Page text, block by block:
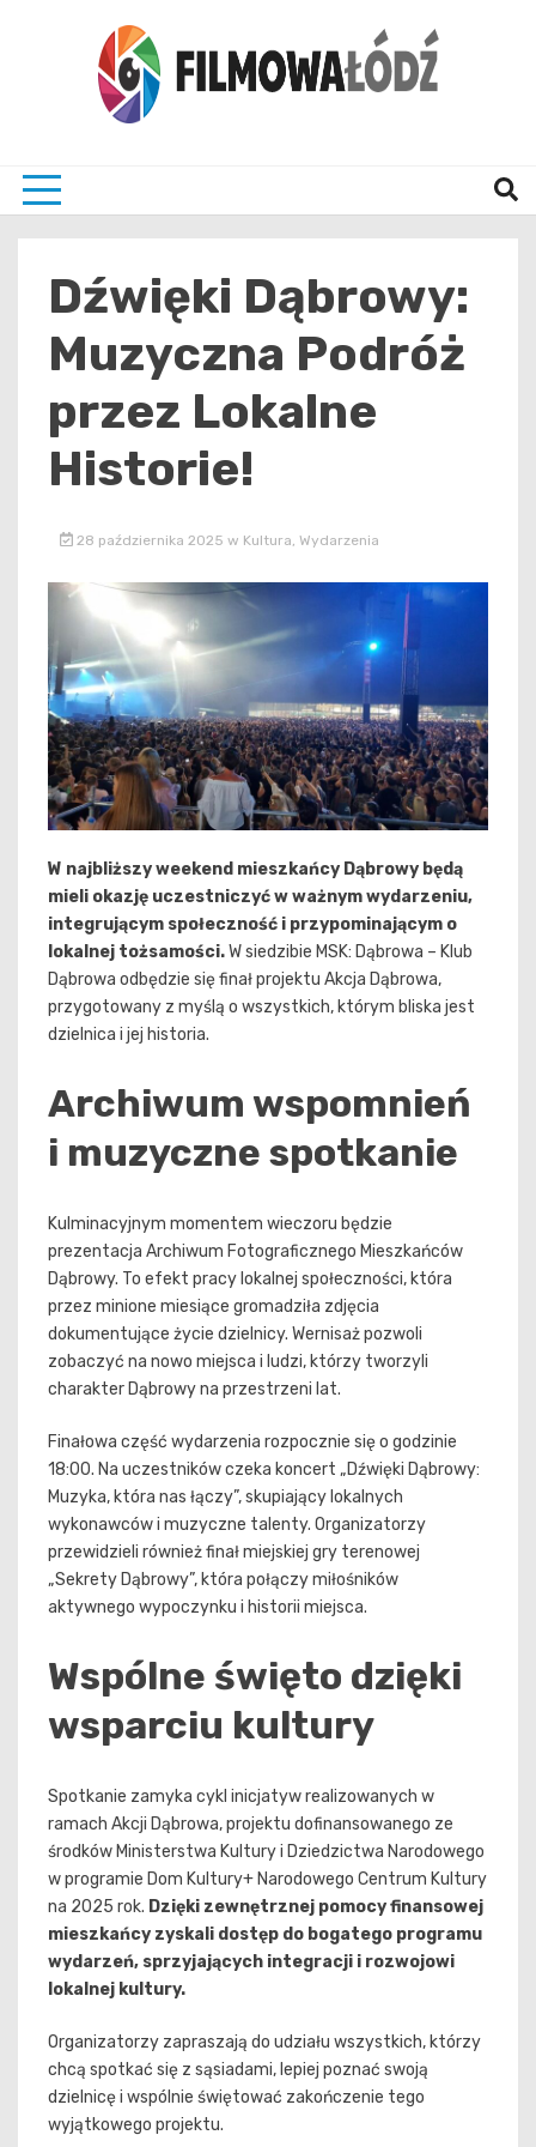
Dźwięki Dąbrowy:
Muzyczna Podróż
przez Lokalne
Historie!
28 października 2025 w Kultura Wydarzenia
W najbliższy weekend mieszkańcy Dąbrowy będą
mieli okazję uczestniczyć w ważnym wydarzeniu,
integrującym społeczność i przypominającym o
lokalnej tożsamości.W siedzibie MSK: Dąbrowa – Klub
Dąbrowa odbędzie się finał projektu Akcja Dąbrowa,
przygotowany z myślą o wszystkich, którym bliska jest
dzielnica i jej historia.
Archiwum wspomnień
i muzyczne spotkanie
Kulminacyjnym momentem wieczoru będzie
prezentacja Archiwum Fotograficznego Mieszkańców
Dąbrowy. To efekt pracy lokalnej społeczności, która
przez minione miesiące gromadziła zdjęcia
dokumentujące życie dzielnicy. Wernisaż pozwoli
zobaczyć na nowo miejsca i ludzi, którzy tworzyli
charakter Dąbrowy na przestrzeni lat.
Finałowa część wydarzenia rozpocznie się o godzinie
18:00. Na uczestników czeka koncert „Dźwięki Dąbrowy:
Muzyka, która nas łączy”, skupiający lokalnych
wykonawców i muzyczne talenty. Organizatorzy
przewidzieli również finał miejskiej gry terenowej
„Sekrety Dąbrowy”, która połączy miłośników
aktywnego wypoczynku i historii miejsca.
Wspólne święto dzięki
wsparciu kultury
Spotkanie zamyka cykl inicjatyw realizowanych w
ramach Akcji Dąbrowa, projektu dofinansowanego ze
środków Ministerstwa Kultury i Dziedzictwa Narodowego
w programie Dom Kultury+ Narodowego Centrum Kultury
na 2025 rok. Dzięki zewnętrznej pomocy finansowej
mieszkańcy zyskali dostęp do bogatego programu
wydarzeń, sprzyjających integracji i rozwojowi
lokalnej kultury.
Organizatorzy zapraszają do udziału wszystkich, którzy
chcą spotkać się z sąsiadami, lepiej poznać swoją
dzielnicę i wspólnie świętować zakończenie tego
wyjątkowego projektu.